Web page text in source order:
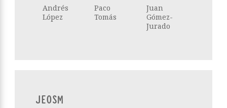
Andrés
López
Paco
Tomás
Juan
Gómez-
Jurado
JEOSM